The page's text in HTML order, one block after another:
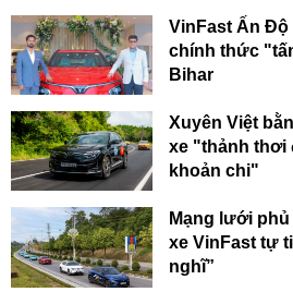
VinFast Ấn Độ
chính thức
Bihar
Xuyên Việt
xe "thảnh thơi
khoản chi"
Mạng lưới
xe VinFast tự
nghĩ”